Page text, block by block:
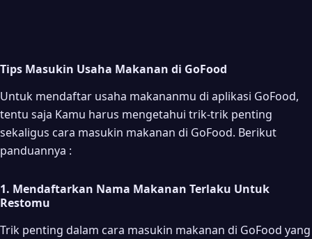
Tips Masukin Usaha Makanan di GoFood
Untuk mendaftar usaha makananmu di aplikasi GoFood,
tentu saja Kamu harus mengetahui trik-trik penting
sekaligus cara masukin makanan di GoFood. Berikut
panduannya :
1. Mendaftarkan Nama Makanan Terlaku Untuk
Restomu
Trik penting dalam cara masukin makanan di GoFood yang